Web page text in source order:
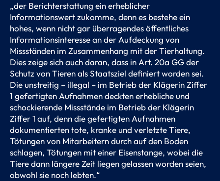
„der Berichterstattung ein erheblicher
Informationswert zukomme, denn es bestehe ein
hohes, wenn nicht gar überragendes öffentliches
Informationsinteresse an der Aufdeckung von
Missständen im Zusammenhang mit der Tierhaltung.
Dies zeige sich auch daran, dass in Art. 20a GG der
Schutz von Tieren als Staatsziel definiert worden sei.
Die unstreitig – illegal – im Betrieb der Klägerin Ziffer
1 gefertigten Aufnahmen deckten erhebliche und
schockierende Missstände im Betrieb der Klägerin
Ziffer 1 auf, denn die gefertigten Aufnahmen
dokumentierten tote, kranke und verletzte Tiere,
Tötungen von Mitarbeitern durch auf den Boden
schlagen, Tötungen mit einer Eisenstange, wobei die
Tiere dann längere Zeit liegen gelassen worden seien,
obwohl sie noch lebten.“